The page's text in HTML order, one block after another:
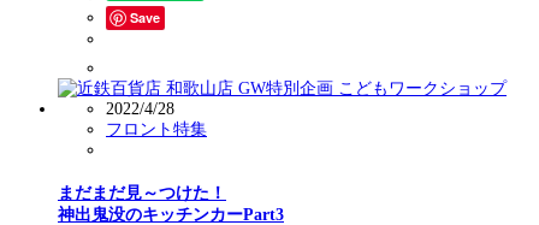
Save
2022/4/28
フロント特集
まだまだ見～つけた！
神出鬼没のキッチンカーPart3